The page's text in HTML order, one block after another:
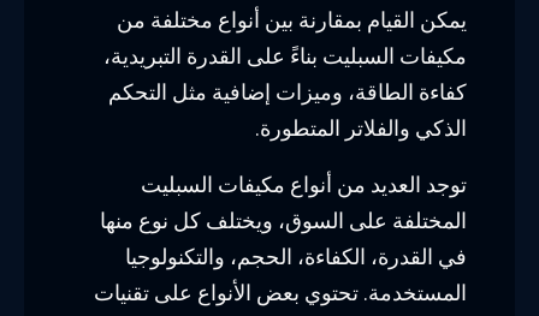
يمكن القيام بمقارنة بين أنواع مختلفة من
مكيفات السبليت بناءً على القدرة التبريدية،
كفاءة الطاقة، وميزات إضافية مثل التحكم
الذكي والفلاتر المتطورة.
توجد العديد من أنواع مكيفات السبليت
المختلفة على السوق، ويختلف كل نوع منها
في القدرة، الكفاءة، الحجم، والتكنولوجيا
المستخدمة. تحتوي بعض الأنواع على تقنيات